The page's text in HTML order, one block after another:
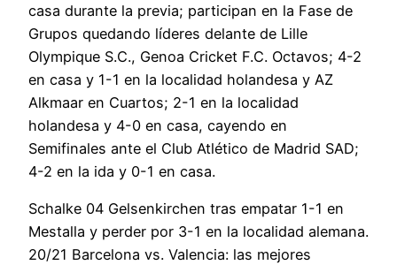
casa durante la previa; participan en la Fase de
Grupos quedando líderes delante de Lille
Olympique S.C., Genoa Cricket F.C. Octavos; 4-2
en casa y 1-1 en la localidad holandesa y AZ
Alkmaar en Cuartos; 2-1 en la localidad
holandesa y 4-0 en casa, cayendo en
Semifinales ante el Club Atlético de Madrid SAD;
4-2 en la ida y 0-1 en casa.
Schalke 04 Gelsenkirchen tras empatar 1-1 en
Mestalla y perder por 3-1 en la localidad alemana.
20/21 Barcelona vs. Valencia: las mejores